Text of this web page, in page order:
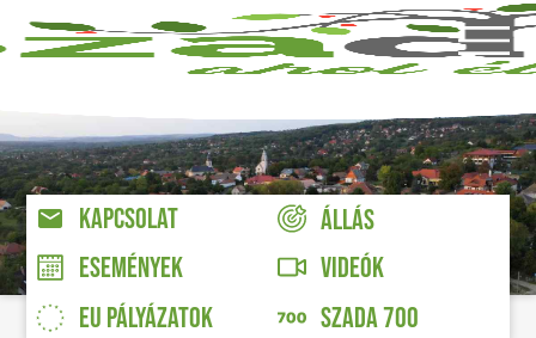
KAPCSOLAT
ÁLLÁS
ESEMÉNYEK
VIDEÓK
EU PÁLYÁZATOK
SZADA 700